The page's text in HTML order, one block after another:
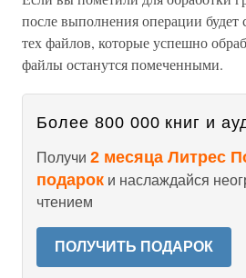
после выполнения операции будет
тех файлов, которые успешно
файлы останутся помеченными.
Более 800 000 книг и
Получи 2 месяца Литрес
подарок и наслаждайся
чтением
ПОЛУЧИТЬ ПОДАРОК